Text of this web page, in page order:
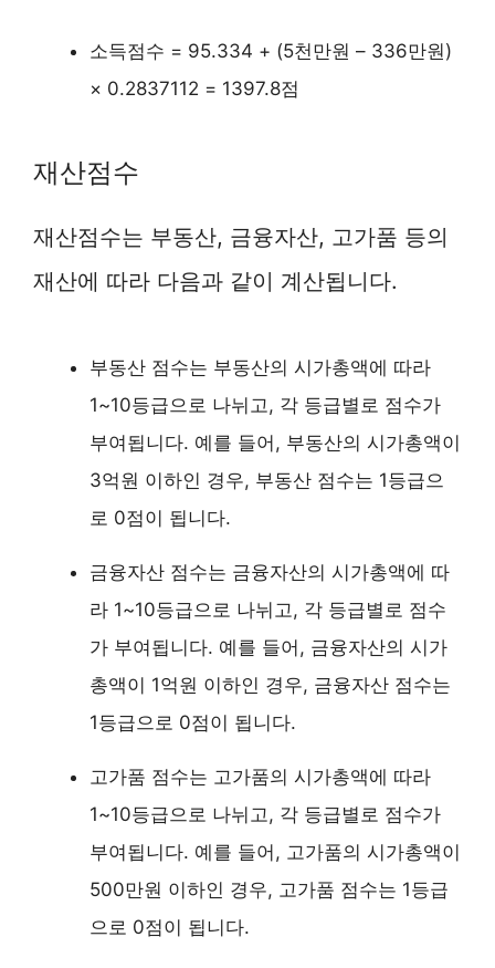
소득점수 = 95.334 + (5천만원 – 336만원)
× 0.2837112 = 1397.8점
재산점수
재산점수는 부동산, 금융자산, 고가품 등의
재산에 따라 다음과 같이 계산됩니다.
부동산 점수는 부동산의 시가총액에 따라
1~10등급으로 나뉘고, 각 등급별로 점수가
부여됩니다. 예를 들어, 부동산의 시가총액이
3억원 이하인 경우, 부동산 점수는 1등급으
로 0점이 됩니다.
금융자산 점수는 금융자산의 시가총액에 따
라 1~10등급으로 나뉘고, 각 등급별로 점수
가 부여됩니다. 예를 들어, 금융자산의 시가
총액이 1억원 이하인 경우, 금융자산 점수는
1등급으로 0점이 됩니다.
고가품 점수는 고가품의 시가총액에 따라
1~10등급으로 나뉘고, 각 등급별로 점수가
부여됩니다. 예를 들어, 고가품의 시가총액이
500만원 이하인 경우, 고가품 점수는 1등급
으로 0점이 됩니다.